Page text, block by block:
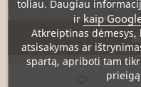
kurį stalą ar indaują. Sidabro
toliau. Daugiau
ir kaip
Atkreiptinas dėmesys,
atsisakymas ar
spartą, apriboti tam